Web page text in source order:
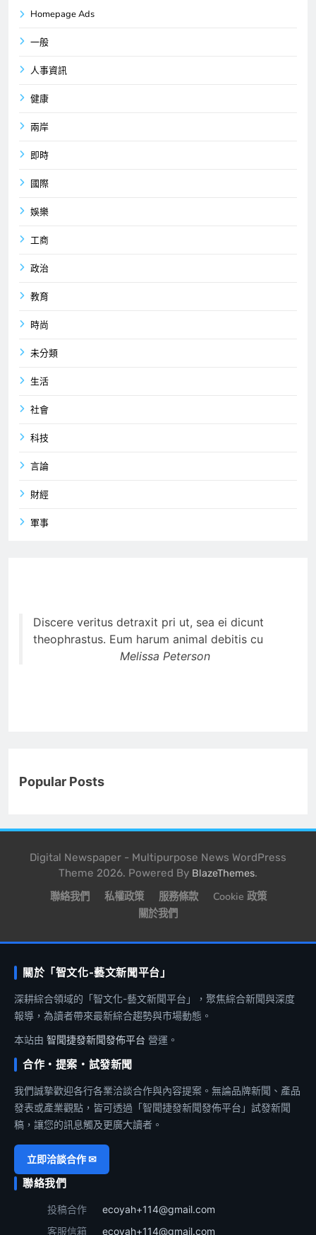
Homepage Ads
一般
人事資訊
健康
兩岸
即時
國際
娛樂
工商
政治
教育
時尚
未分類
生活
社會
科技
言論
財經
軍事
Discere veritus detraxit pri ut, sea ei dicunt
theophrastus. Eum harum animal debitis cu
Melissa Peterson
Popular Posts
Digital Newspaper - Multipurpose News WordPress
Theme 2026. Powered By BlazeThemes.
聯絡我們 私權政策 服務條款
Cookie 政策
關於我們
關於「智文化-藝文新聞平台」
深耕綜合領域的「智文化-藝文新聞平台」，聚焦綜合新聞與深度
報導，為讀者帶來最新綜合趨勢與市場動態。
本站由 智聞捷發新聞發佈平台 營運。
合作・提案・試發新聞
我們誠摯歡迎各行各業洽談合作與內容提案。無論品牌新聞、產品
發表或產業觀點，皆可透過「智聞捷發新聞發佈平台」試發新聞
稿，讓您的訊息觸及更廣大讀者。
立即洽談合作 ✉
聯絡我們
投稿合作
ecoyah+114@gmail.com
客服信箱
ecoyah+114@gmail.com